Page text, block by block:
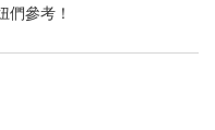
參考！